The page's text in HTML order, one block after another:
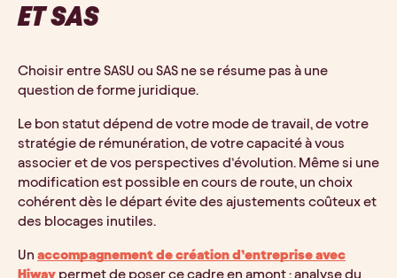
ET SAS
Choisir entre SASU ou SAS ne se résume pas à une
question de forme juridique.
Le bon statut dépend de votre mode de travail, de votre
stratégie de rémunération, de votre capacité à vous
associer et de vos perspectives d’évolution. Même si une
modification est possible en cours de route, un choix
cohérent dès le départ évite des ajustements coûteux et
des blocages inutiles.
Un accompagnement de création d’entreprise avec
Hiway permet de poser ce cadre en amont : analyse du